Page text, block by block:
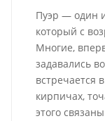
Пуэр — один
который с
Многие,
задавались
встречается
кирпичах,
этого